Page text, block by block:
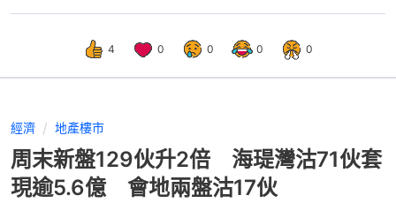
4 0 0 0 0
經濟 地產樓市
周末新盤129伙升2倍 海瑅灣沽71伙套
現逾5.6億 會地兩盤沽17伙